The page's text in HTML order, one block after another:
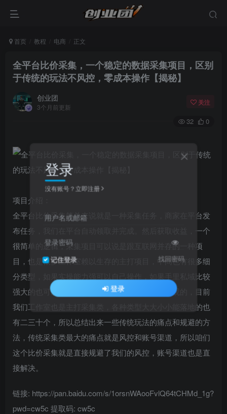
首页 教程 电商 正文
全平台比价采集，一个稳定的数据采集项目，区别
于传统的玩法不风控，零成本操作【揭秘】
创业团
3个月前更新
关注
32 0
项目介绍：
全平台比价采集简单来说就是一种采集任务，商家在平台发
布任务，我们在平台自动领取并完成。然后获取收益，一个
很简单的逻辑，采集项目可以说是跟互联网并存的一种项
目，也是很多工作室赖以生存的主打项目，中间也有很多细
分类型，如果实操能力强可以自己操作，如果手里私域比较
强大的也可以分发获取管道收益，收益都是很可观的，目前
我们工作室也是主打采集类，各种类型大大小小能落地的也
有二三十个，所以总结出来一些传统玩法的痛点和规避的方
法，传统采集类最大的痛点就是风控和账号渠道，所以咱们
这个比价采集就是直接规避了我们的风控，账号渠道也是直
接解决。
链接: https://pan.baidu.com/s/1orsnWAooFvlQ64tCHMd_1g?
pwd=cw5c 提取码: cw5c
登录
没有账号？立即注册
用户名或邮箱
登录密码
记住登录 找回密码
登录